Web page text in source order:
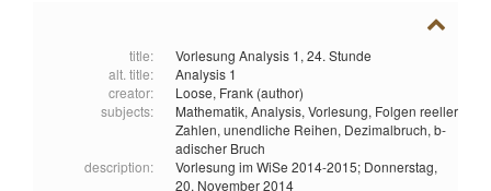
title:
Vorlesung Analysis 1, 24. Stunde
alt. title:
Analysis 1
creator:
Loose, Frank (author)
subjects:
Mathematik, Analysis, Vorlesung, Folgen reeller
Zahlen, unendliche Reihen, Dezimalbruch, b-
adischer Bruch
description:
Vorlesung im WiSe 2014-2015; Donnerstag,
20. November 2014